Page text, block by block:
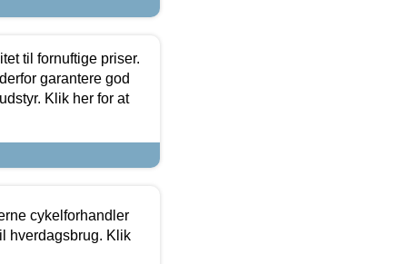
til fornuftige priser.
garantere god
Klik her for at
cykelforhandler
hverdagsbrug. Klik